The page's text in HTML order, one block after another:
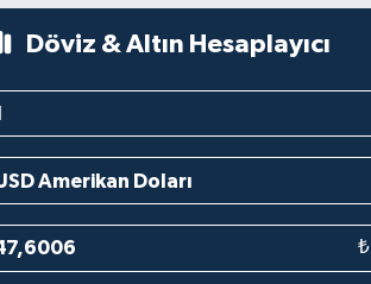
Döviz & Altın Hesaplayıcı
₺